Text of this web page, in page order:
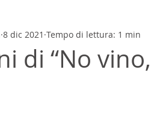
di “No vino,
8 dic 2021 Tempo di lettura: 1 min